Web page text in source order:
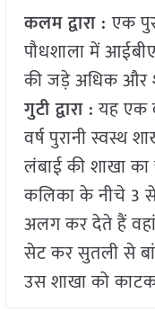
कलम द्वारा :एक
पौधशाला में
की जड़े अधिक और
गुटी द्वारा :यह एक
वर्ष पुरानी स्वस्थ
लंबाई की शाखा
कलिका के नीचे 3
अलग कर देते हैं
सेट कर सुतली से
उस शाखा को